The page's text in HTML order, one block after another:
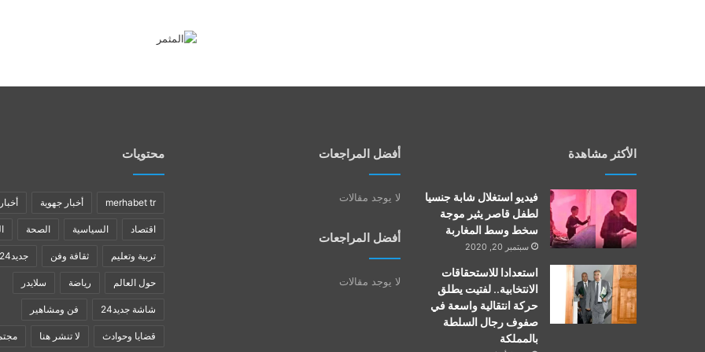
الأكثر مشاهدة
فيديو استغلال شابة جنسيا
لطفل قاصر يثير موجة
سخط وسط المغاربة
سبتمبر 20, 2020
استعدادا للاستحقاقات
الانتخابية.. لفتيت يطلق
حركة انتقالية واسعة في
صفوف رجال السلطة
بالمملكة
أفضل المراجعات
لا يوجد مقالات
أفضل المراجعات
لا يوجد مقالات
محتويات
merhabet tr أخبار جهوية
اقتصاد السياسية الصحة
تربية وتعليم ثقافة وفن جديد24
حول العالم رياضة سلايدر
شاشة جديد24 فن ومشاهير
قضايا وحوادث لا تنشر هنا